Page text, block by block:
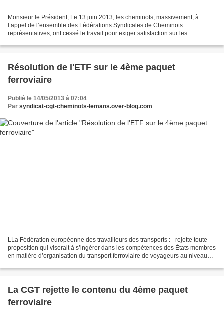
Monsieur le Président, Le 13 juin 2013, les cheminots, massivement, à
l’appel de l’ensemble des Fédérations Syndicales de Cheminots
représentatives, ont cessé le travail pour exiger satisfaction sur les
Résolution de l'ETF sur le 4ème paquet
ferroviaire
Publié le 14/05/2013 à 07:04
Par syndicat-cgt-cheminots-lemans.over-blog.com
LLa Fédération européenne des travailleurs des transports : - rejette toute
proposition qui viserait à s’ingérer dans les compétences des États membres
en matière d’organisation du transport ferroviaire de voyageurs au niveau
La CGT rejette le contenu du 4ème paquet
ferroviaire